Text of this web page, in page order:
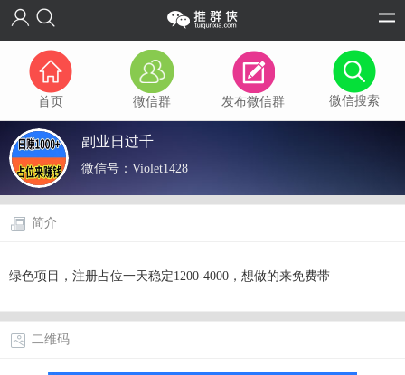
首页 微信群 发布微信群 微信搜索
副业日过千
微信号： Violet1428
简介
绿色项目，注册占位一天稳定1200-4000，想做的来免费带
二维码